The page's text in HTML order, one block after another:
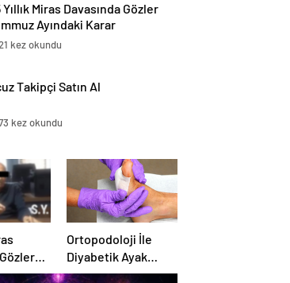
Yıllık Miras Davasında Gözler
Ayındaki Karar
Çevrildi
kez okundu
Takipçi Satın Al
kez okundu
Ortopodoloji İle
Diyabetik Ayak
Yarası Tedavisi